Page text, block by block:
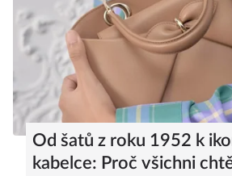
Od šatů z roku 1952 k
kabelce: Proč všichni